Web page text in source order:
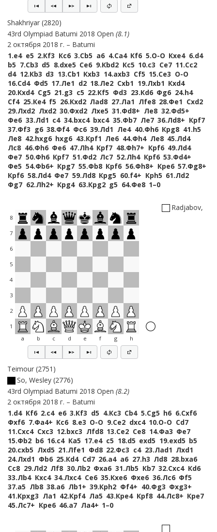
Shakhriyar 2820
43rd Olympiad Batumi 2018 Open 8.1
2 октября 2018 г.
Batumi
1.e4 e5 2.Кf3 Кc6 3.Сb5 a6 4.Сa4 Кf6 5.O-O Кxe4 6.d4
b5 7.Сb3 d5 8.dxe5 Сe6 9.Кbd2 Кc5 10.c3 Сe7 11.Сc2
d4 12.Кb3 d3 13.Сb1 Кxb3 14.axb3 Сf5 15.Сe3 O-O
16.Сd4 Фd5 17.Лe1 d2 18.Лe2 Сxb1 19.Лxb1 Кxd4
20.Кxd4 Сg5 21.g3 c5 22.Кf5 Фd3 23.Кd6 Фg6 24.h4
Сf4 25.Кe4 f5 26.Кxd2 Лad8 27.Лa1 Лfe8 28.Фe1 Сxd2
29.Лxd2 Лxd2 30.Фxd2 Лxe5 31.Фd8+ Лe8 32.Фd5+
Фe6 33.Лd1 c4 34.bxc4 bxc4 35.Фb7 Лe7 36.Лd8+ Крf7
37.Фf3 g6 38.Фf4 Фc6 39.Лd1 Лe4 40.Фh6 Крg8 41.h5
Лe8 42.hxg6 hxg6 43.Крf1 Лe6 44.Фh4 Лe8 45.Лd4
Лc8 46.Фh6 Фe6 47.Лh4 Крf7 48.Фh7+ Крf6 49.Лd4
Фe7 50.Фh6 Крf7 51.Фd2 Лc7 52.Лh4 Крf6 53.Фd4+
Фe5 54.Фb6+ Крg7 55.Фb8 Крf6 56.Фh8+ Крe6 57.Фg8+
Крf6 58.Лd4 Фe7 59.Лd8 Крg5 60.f4+ Крh5 61.Лd2
Фg7 62.Лh2+ Крg4 63.Крg2 g5 64.Фe8 1–0
8
7
6
5
4
3
2
1
a
b c d e f g h
Radjabov,
Teimour 2751
So, Wesley 2776
43rd Olympiad Batumi 2018 Open 8.2
2 октября 2018 г.
Batumi
1.d4 Кf6 2.c4 e6 3.Кf3 d5 4.Кc3 Сb4 5.Сg5 h6 6.Сxf6
Фxf6 7.Фa4+ Кc6 8.e3 O-O 9.Сe2 dxc4 10.O-O Сd7
11.Сxc4 Сxc3 12.bxc3 Лfd8 13.Сe2 Сe8 14.Фa3 Фe7
15.Фb2 b6 16.c4 Кa5 17.e4 c5 18.d5 exd5 19.exd5 b5
20.cxb5 Лxd5 21.Лfe1 Фd8 22.Фc3 c4 23.Лad1 Лxd1
24.Лxd1 Фb6 25.Кd4 Сd7 26.a4 a6 27.h3 Лd8 28.bxa6
Сc8 29.Лd2 Лf8 30.Лb2 Фxa6 31.Лb5 Кb7 32.Сxc4 Кd6
33.Лb4 Кxc4 34.Лxc4 Сe6 35.Кxe6 Фxe6 36.Лc6 Фf5
37.a5 Лb8 38.a6 Лb1+ 39.Крh2 Фf4+ 40.Фg3 Фxg3+
41.Крxg3 Лa1 42.Крf4 Лa5 43.Крe4 Крf8 44.Лc8+ Крe7
45.Лc7+ Крe6 46.a7 Лa4+ 1–0